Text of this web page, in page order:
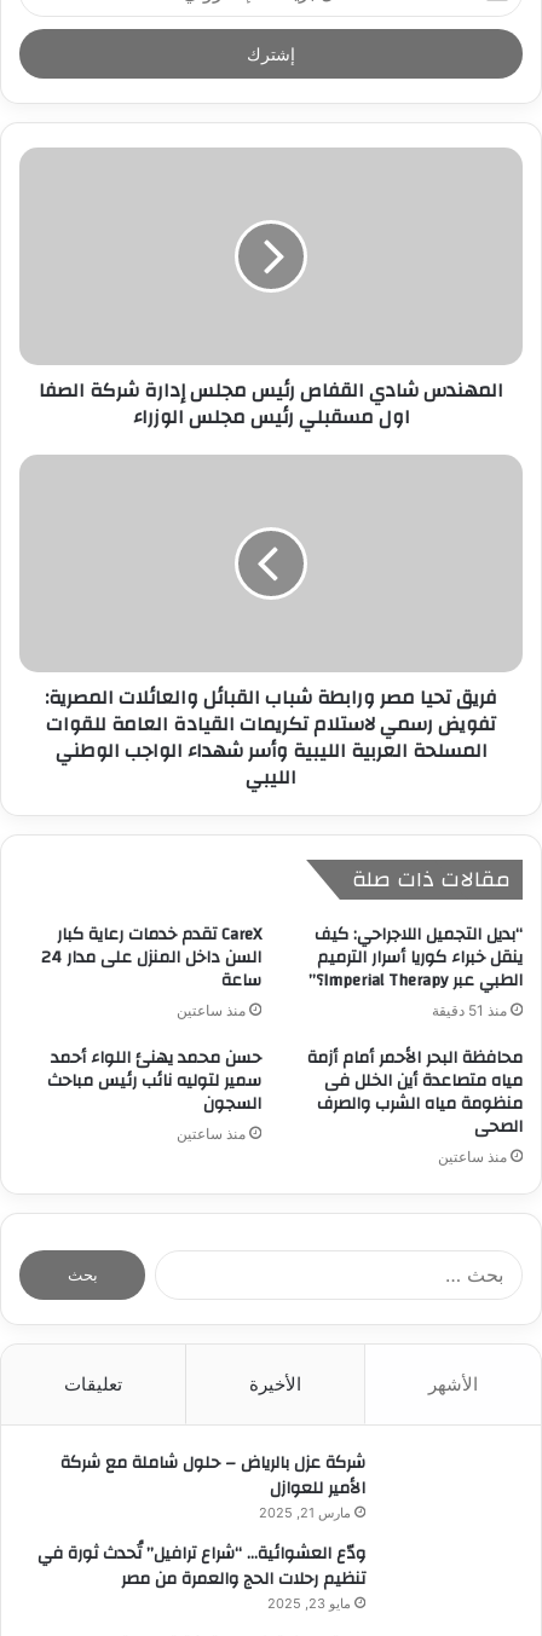
د
خ
ل
ر
د
ر
المهندس شادي القفاص رئيس مجلس إدارة شركة الصفا
اول مسقبلي رئيس مجلس الوزراء
فريق تحيا مصر ورابطة شباب القبائل والعائلات المصرية:
تفويض رسمي لاستلام تكريمات القيادة العامة للقوات
المسلحة العربية الليبية وأسر شهداء الواجب الوطني
الليبي
مقالات ذات صلة
“بديل التجميل اللاجراحي: كيف
ينقل خبراء كوريا أسرار الترميم
الطبي عبر Imperial Therapy؟”
منذ 51 دقيقة
CareX تقدم خدمات رعاية كبار
السن داخل المنزل على مدار 24
ساعة
منذ ساعتين
محافظة البحر الأحمر أمام أزمة
مياه متصاعدة أين الخلل فى
منظومة مياه الشرب والصرف
الصحى
منذ ساعتين
حسن محمد يهنئ اللواء أحمد
سمير لتوليه نائب رئيس مباحث
السجون
منذ ساعتين
الأشهر الأخيرة تعليقات
شركة عزل بالرياض – حلول شاملة مع شركة
الأمير للعوازل
مارس 21, 2025
ودّع العشوائية… “شراع ترافيل” تُحدث ثورة في
تنظيم رحلات الحج والعمرة من مصر
مايو 23, 2025